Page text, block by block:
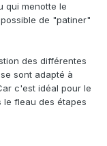
qui menotte le
de "patiner"
des différentes
sont adapté à
c'est idéal pour le
fleau des étapes